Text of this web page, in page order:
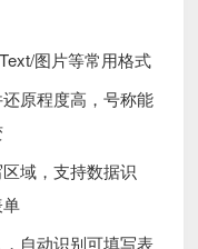
图片等常用格式
原程度高，号称能
域，支持数据识
自动识别可填写表